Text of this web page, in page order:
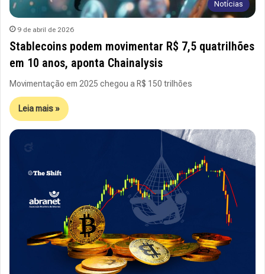
Notícias
9 de abril de 2026
Stablecoins podem movimentar R$ 7,5 quatrilhões
em 10 anos, aponta Chainalysis
Movimentação em 2025 chegou a R$ 150 trilhões
Leia mais »